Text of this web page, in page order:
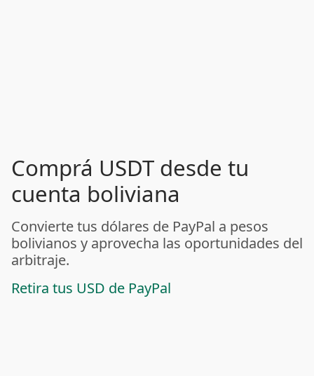
Comprá USDT desde tu
cuenta boliviana
Convierte tus dólares de PayPal a pesos
bolivianos y aprovecha las oportunidades del
arbitraje.
Retira tus USD de PayPal